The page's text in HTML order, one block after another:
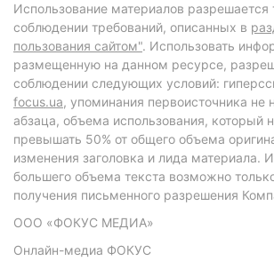
Использование материалов разрешается
соблюдении требований, описанных в
пользования сайтом". Использовать
размещенную на данном ресурсе,
соблюдении следующих условий:
focus.ua, упоминания первоисточника не
абзаца, объема использования, который
превышать 50% от общего объема
изменения заголовка и лида материала.
большего объема текста возможно
получения письменного разрешения
ООО «ФОКУС МЕДИА»
Онлайн-медиа ФОКУС